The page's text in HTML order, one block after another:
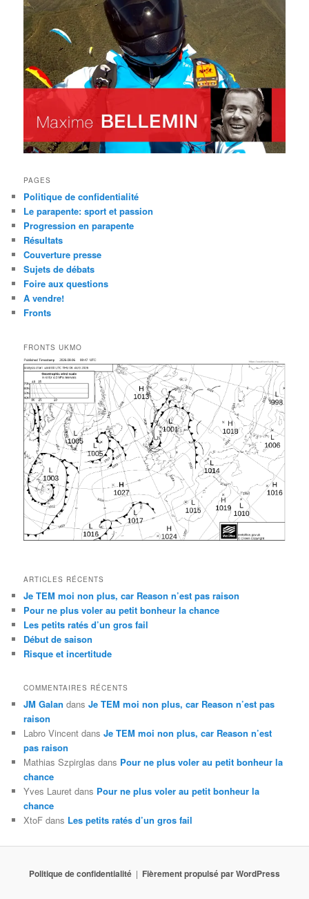
PAGES
Politique de confidentialité
Le parapente: sport et passion
Progression en parapente
Résultats
Couverture presse
Sujets de débats
Foire aux questions
A vendre!
Fronts
FRONTS UKMO
ARTICLES RÉCENTS
Je TEM moi non plus, car Reason n’est pas raison
Pour ne plus voler au petit bonheur la chance
Les petits ratés d’un gros fail
Début de saison
Risque et incertitude
COMMENTAIRES RÉCENTS
JM Galan dansJe TEM moi non plus, car Reason n’est pas
raison
Labro Vincent dansJe TEM moi non plus, car Reason n’est
pas raison
Mathias Szpirglas dans Pour ne plus voler au petit bonheur la
chance
Yves Lauret dans Pour ne plus voler au petit bonheur la
chance
XtoF dans Les petits ratés d’un gros fail
Politique de confidentialité Fièrement propulsé par WordPress